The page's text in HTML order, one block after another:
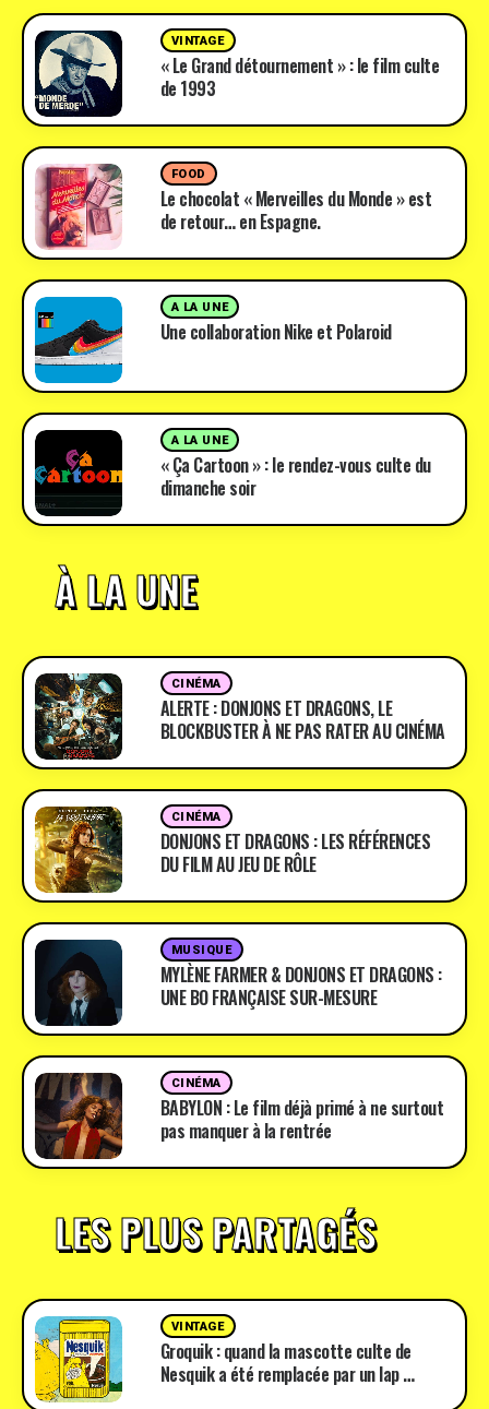
VINTAGE
« Le Grand détournement » : le film culte
de 1993
FOOD
Le chocolat « Merveilles du Monde » est
de retour… en Espagne.
A LA UNE
Une collaboration Nike et Polaroid
A LA UNE
« Ça Cartoon » : le rendez-vous culte du
dimanche soir
À LA UNE
CINÉMA
ALERTE : DONJONS ET DRAGONS, LE
BLOCKBUSTER À NE PAS RATER AU CINÉMA
CINÉMA
DONJONS ET DRAGONS : LES RÉFÉRENCES
DU FILM AU JEU DE RÔLE
MUSIQUE
MYLÈNE FARMER & DONJONS ET DRAGONS :
UNE BO FRANÇAISE SUR-MESURE
CINÉMA
BABYLON : Le film déjà primé à ne surtout
pas manquer à la rentrée
LES PLUS PARTAGÉS
VINTAGE
Groquik : quand la mascotte culte de
Nesquik a été remplacée par un lap …